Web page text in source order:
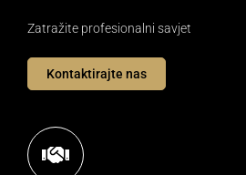
Zatražite profesionalni savjet
Kontaktirajte nas